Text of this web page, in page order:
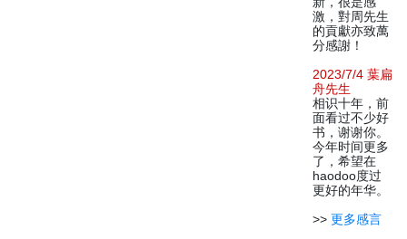
激，對周先生
的貢獻亦致萬
分感謝！
2023/7/4 葉扁
舟先生
相识十年，前
面看过不少好
书，谢谢你。
今年时间更多
了，希望在
haodoo度过
更好的年华。
>> 更多感言